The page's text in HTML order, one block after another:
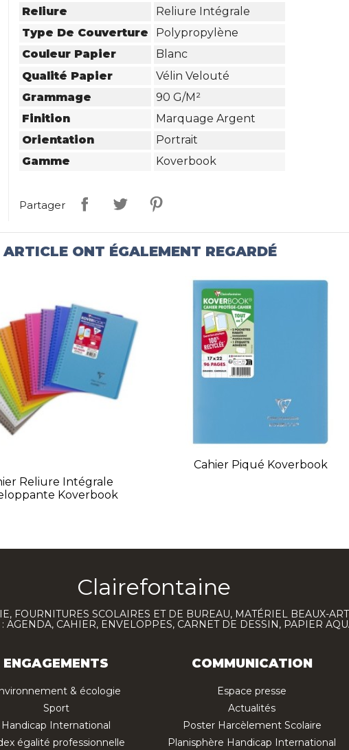
Reliure
Reliure Intégrale
Type De Couverture
Polypropylène
Couleur Papier
Blanc
Qualité Papier
Vélin Velouté
Grammage
90 G/m²
Finition
Marquage Argent
Orientation
Portrait
Gamme
Koverbook
Partager
ONT ÉGALEMENT REGARDÉ
Reliure Intégrale
Koverbook
Cahier Piqué Koverbook
Clairefontaine
FOURNITURES SCOLAIRES ET DE BUREAU, MATÉRIEL BEAUX-
AGENDA, CAHIER, ENVELOPPES, CARNET DE DESSIN, PAPIER
ENGAGEMENTS
& écologie
Sport
Handicap International
égalité professionnelle
COMMUNICATION
Espace presse
Actualités
Poster Harcèlement Scolaire
Planisphère Handicap International